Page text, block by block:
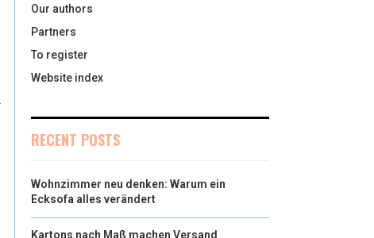
Our authors
Partners
To register
Website index
RECENT POSTS
Wohnzimmer neu denken: Warum ein
Ecksofa alles verändert
Kartons nach Maß machen Versand